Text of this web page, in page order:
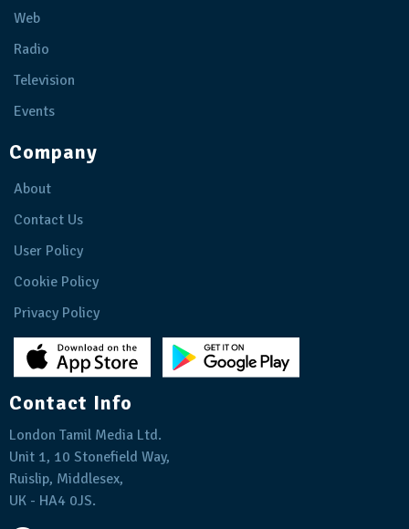
Web
Radio
Television
Events
Company
About
Contact Us
User Policy
Cookie Policy
Privacy Policy
Contact Info
London Tamil Media Ltd.
Unit 1, 10 Stonefield Way,
Ruislip, Middlesex,
UK - HA4 0JS.